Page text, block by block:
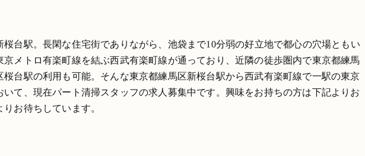
台駅。長閑な住宅街でありながら、池袋まで10分弱の好立地で都心の穴場ともい
京メトロ有楽町線を結ぶ西武有楽町線が通っており、近隣の徒歩圏内で東京都練馬
桜台駅の利用も可能。そんな東京都練馬区新桜台駅から西武有楽町線で一駅の東京
て、現在パート清掃スタッフの求人募集中です。興味をお持ちの方は下記よりお
お待ちしています。